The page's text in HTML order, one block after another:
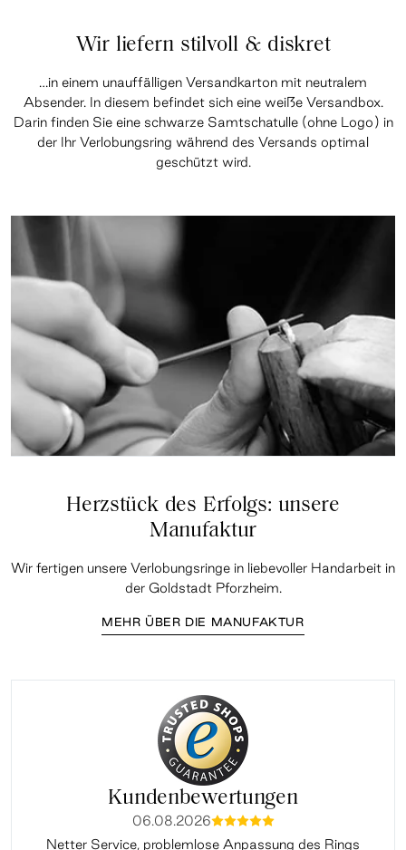
Wir liefern stilvoll & diskret
…in einem unauffälligen Versandkarton mit neutralem
Absender. In diesem befindet sich eine weiße Versandbox.
Darin finden Sie eine schwarze Samtschatulle (ohne Logo) in
der Ihr Verlobungsring während des Versands optimal
geschützt wird.
Herzstück des Erfolgs: unsere
Manufaktur
Wir fertigen unsere Verlobungsringe in liebevoller Handarbeit in
der Goldstadt Pforzheim.
MEHR ÜBER DIE MANUFAKTUR
Kundenbewertungen
06.08.2026mmmmm
Netter Service, problemlose Anpassung des Rings